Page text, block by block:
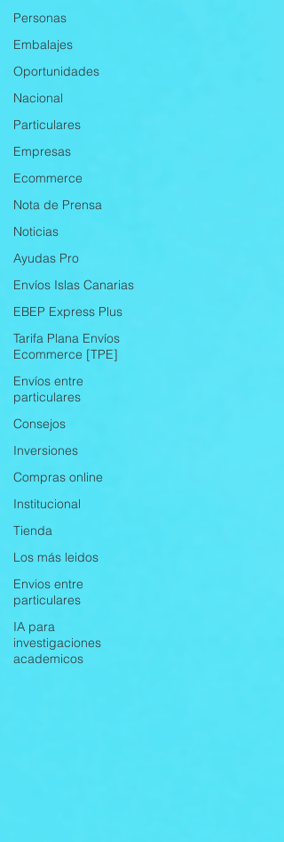
Personas
Embalajes
Oportunidades
Nacional
Particulares
Empresas
Ecommerce
Nota de Prensa
Noticias
Ayudas Pro
Envíos Islas Canarias
EBEP Express Plus
Tarifa Plana Envíos
Ecommerce [TPE]
Envíos entre
particulares
Consejos
Inversiones
Compras online
Institucional
Tienda
Los más leidos
Envios entre
particulares
IA para
investigaciones
academicos